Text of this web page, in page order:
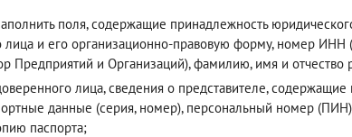
поля, содержащие принадлежность
лица и его организационно-правовую форму, номер
Предприятий и Организаций), фамилию, имя и отчество
лица, сведения о представителе,
данные (серия, номер), персональный номер
паспорта;